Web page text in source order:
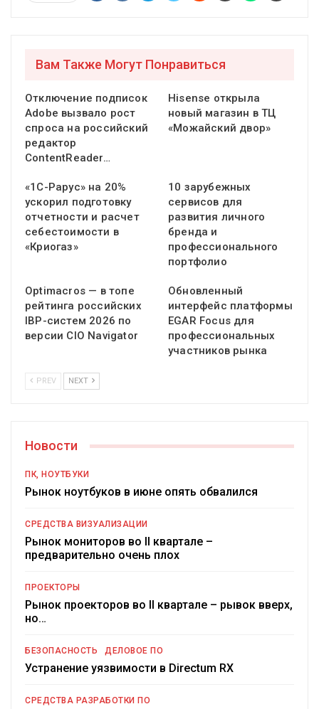
Вам Также Могут Понравиться
Отключение подписок
Adobe вызвало рост
спроса на российский
редактор
ContentReader…
Hisense открыла
новый магазин в ТЦ
«Можайский двор»
«1С-Рарус» на 20%
ускорил подготовку
отчетности и расчет
себестоимости в
«Криогаз»
10 зарубежных
сервисов для
развития личного
бренда и
профессионального
портфолио
Optimacros — в топе
рейтинга российских
IBP-систем 2026 по
версии CIO Navigator
Обновленный
интерфейс платформы
EGAR Focus для
профессиональных
участников рынка
PREV NEXT
Новости
ПК, НОУТБУКИ
Рынок ноутбуков в июне опять обвалился
СРЕДСТВА ВИЗУАЛИЗАЦИИ
Рынок мониторов во II квартале –
предварительно очень плох
ПРОЕКТОРЫ
Рынок проекторов во II квартале – рывок вверх,
но…
БЕЗОПАСНОСТЬ ДЕЛОВОЕ ПО
Устранение уязвимости в Directum RX
СРЕДСТВА РАЗРАБОТКИ ПО